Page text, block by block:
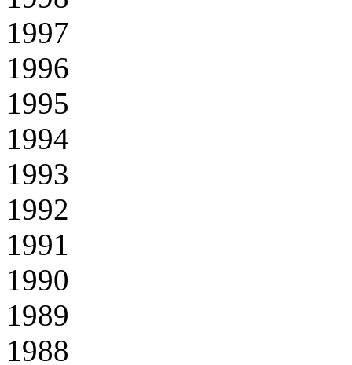
1997
1996
1995
1994
1993
1992
1991
1990
1989
1988